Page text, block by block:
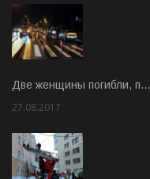
Две женщины погибли, п…
27.08.2017